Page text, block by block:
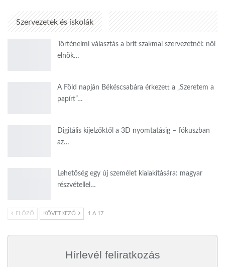
Szervezetek és iskolák
Történelmi választás a brit szakmai szervezetnél: női
elnök…
A Föld napján Békéscsabára érkezett a „Szeretem a
papírt”…
Digitális kijelzőktől a 3D nyomtatásig – fókuszban
az…
Lehetőség egy új személet kialakítására: magyar
részvétellel…
ELŐZŐ KÖVETKEZŐ 1 A 17
Hírlevél feliratkozás